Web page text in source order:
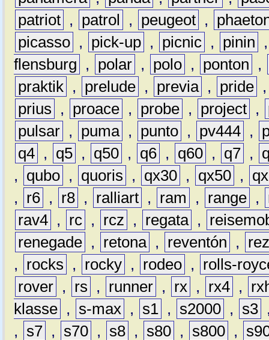
patriot , patrol , peugeot ,
picasso , pick-up , picnic , pinin
flensburg
, polar , polo , ponton
,
praktik , prelude , previa , pride
prius
, proace , probe , project ,
pulsar , puma , punto , pv444 ,
q4 , q5 , q50 , q6 , q60 , q7 ,
,
qubo , quoris , qx30 , qx50 ,
,
r6 , r8 , ralliart , ram , range ,
rav4 , rc , rcz , regata ,
renegade , retona , reventón ,
,
rocks , rocky , rodeo ,
rolls-
rover , rs , runner , rx , rx4 ,
klasse , s-max , s1 , s2000 , s3
,
s7 , s70 , s8 , s80 , s800 ,